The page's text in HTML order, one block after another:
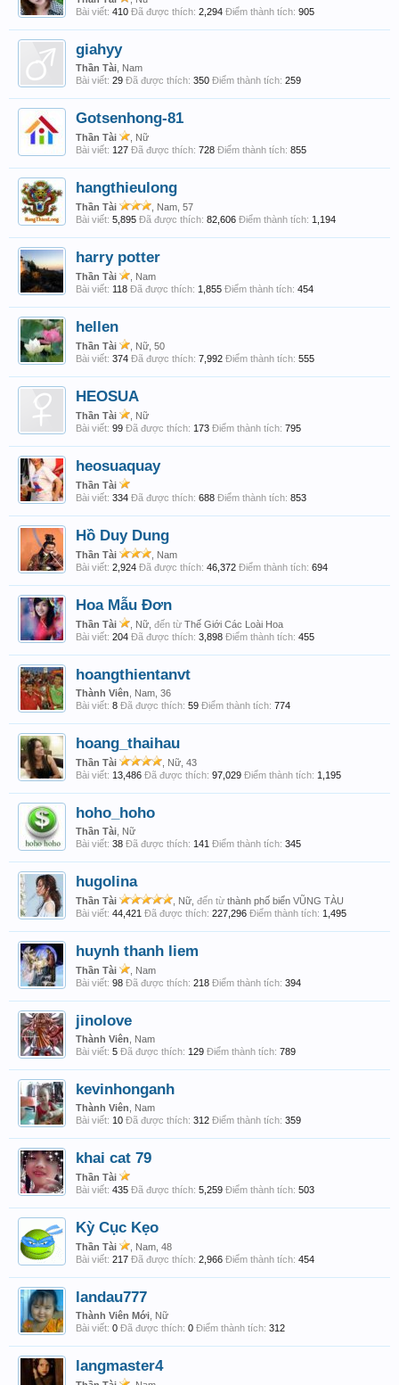
Bài viết: 410 Đã được thích: 2,294 Điểm thành tích: 905
giahyy
Thần Tài , Nam
Bài viết: 29 Đã được thích: 350 Điểm thành tích: 259
Gotsenhong-81
Thần Tài
, Nữ
Bài viết: 127 Đã được thích: 728 Điểm thành tích: 855
hangthieulong
Thần Tài
, Nam, 57
Bài viết: 5,895 Đã được thích: 82,606 Điểm thành tích: 1,194
harry potter
Thần Tài
, Nam
Bài viết: 118 Đã được thích: 1,855 Điểm thành tích: 454
hellen
Thần Tài
, Nữ, 50
Bài viết: 374 Đã được thích: 7,992 Điểm thành tích: 555
HEOSUA
Thần Tài
, Nữ
Bài viết: 99 Đã được thích: 173 Điểm thành tích: 795
heosuaquay
Thần Tài
Bài viết: 334 Đã được thích: 688 Điểm thành tích: 853
Hồ Duy Dung
Thần Tài
, Nam
Bài viết: 2,924 Đã được thích: 46,372 Điểm thành tích: 694
Hoa Mẫu Đơn
Thần Tài , Nữ, đến từ Thế Giới Các Loài Hoa
Bài viết: 204 Đã được thích: 3,898 Điểm thành tích: 455
hoangthientanvt
Thành Viên , Nam, 36
Bài viết: 8 Đã được thích: 59 Điểm thành tích: 774
hoang_thaihau
Thần Tài
, Nữ, 43
Bài viết: 13,486 Đã được thích: 97,029 Điểm thành tích: 1,195
hoho_hoho
Thần Tài , Nữ
Bài viết: 38 Đã được thích: 141 Điểm thành tích: 345
hugolina
Thần Tài , Nữ, đến từ thành phố biển VŨNG TÀU
Bài viết: 44,421 Đã được thích: 227,296 Điểm thành tích: 1,495
huynh thanh liem
Thần Tài
, Nam
Bài viết: 98 Đã được thích: 218 Điểm thành tích: 394
jinolove
Thành Viên , Nam
Bài viết: 5 Đã được thích: 129 Điểm thành tích: 789
kevinhonganh
Thành Viên , Nam
Bài viết: 10 Đã được thích: 312 Điểm thành tích: 359
khai cat 79
Thần Tài
Bài viết: 435 Đã được thích: 5,259 Điểm thành tích: 503
Kỳ Cục Kẹo
Thần Tài
, Nam, 48
Bài viết: 217 Đã được thích: 2,966 Điểm thành tích: 454
landau777
Thành Viên Mới , Nữ
Bài viết: 0 Đã được thích: 0 Điểm thành tích: 312
langmaster4